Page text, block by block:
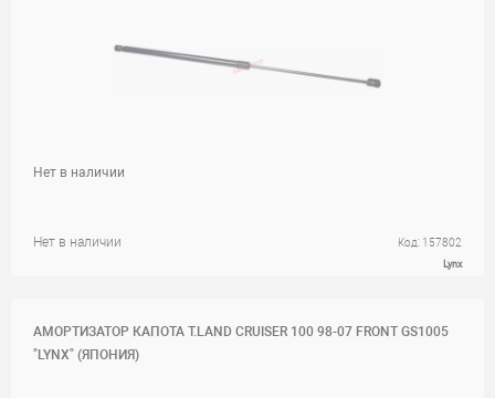
Нет в наличии Код: 157802
Lynx
Нет в наличии
АМОРТИЗАТОР КАПОТА T.LAND CRUISER 100 98-07 FRONT GS1005
"LYNX" (ЯПОНИЯ)